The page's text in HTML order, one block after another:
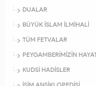
DUALAR
BÜYÜK İSLAM İLMİHALİ
TÜM FETVALAR
PEYGAMBERİMİZİN
KUDSİ HADİSLER